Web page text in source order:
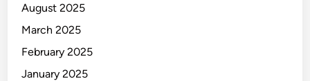
August 2025
March 2025
February 2025
January 2025